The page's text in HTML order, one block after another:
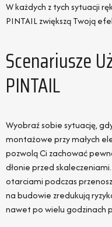
W każdych z tych sytuacji
PINTAIL zwiększą Twoją
Scenariusze
PINTAIL
Wyobraź sobie sytuację,
montażowe przy małych
pozwolą Ci zachować
dłonie przed
otarciami podczas
na budowie zredukują
nawet po wielu godzinach